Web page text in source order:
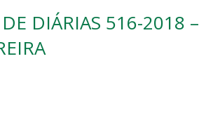
DIÁRIAS 516-2018 –